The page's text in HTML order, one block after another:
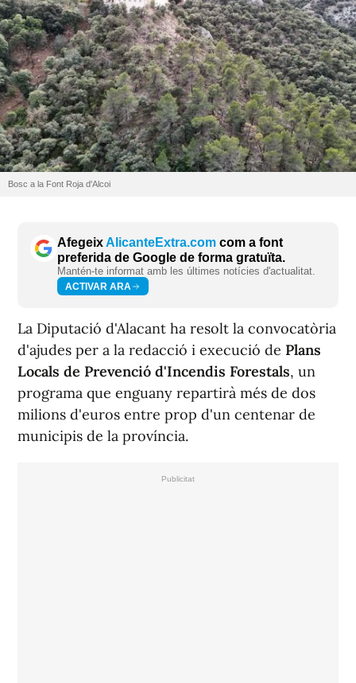
Bosc a la Font Roja d'Alcoi
AfegeixAlicanteExtra.com com a font
preferida de Google de forma gratuïta.
Mantén-te informat amb les últimes notícies d'actualitat.
ACTIVAR ARA
La Diputació d'Alacant ha resolt la convocatòria
d'ajudes per a la redacció i execució de Plans
Locals de Prevenció d'Incendis Forestals, un
programa que enguany repartirà més de dos
milions d'euros entre prop d'un centenar de
municipis de la província.